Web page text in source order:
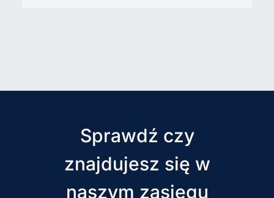
Sprawdź czy
znajdujesz się w
naszym zasięgu